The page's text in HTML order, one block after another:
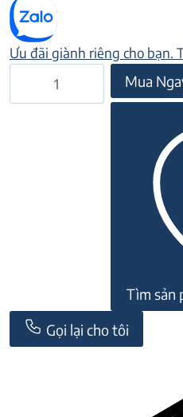
Ưu đãi giành riêng cho bạn.
Mua
Tìm sản
Gọi lại cho tôi